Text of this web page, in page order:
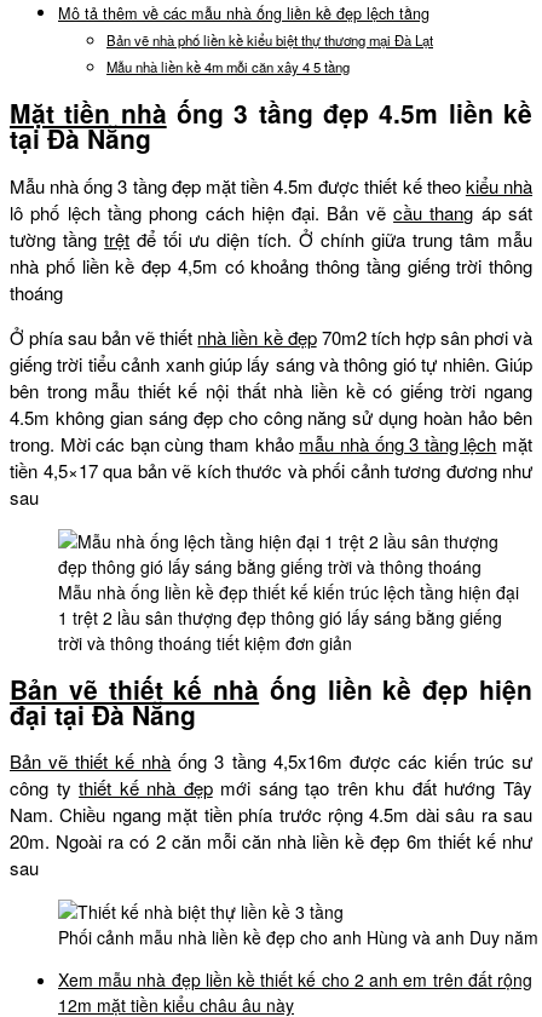
Mô tả thêm về các mẫu nhà ống liền kề đẹp lệch tầng
Bản vẽ nhà phố liền kề kiểu biệt thự thương mại Đà Lạt
Mẫu nhà liền kề 4m mỗi căn xây 4 5 tầng
Mặt tiền nhà ống 3 tầng đẹp 4.5m liền kề
tại Đà Nẵng
Mẫu nhà ống 3 tầng đẹp mặt tiền 4.5m được thiết kế theokiểu nhà
lô phố lệch tầng phong cách hiện đại. Bản vẽcầu thang áp sát
tường tầngtrệt để tối ưu diện tích. Ở chính giữa trung tâm mẫu
nhà phố liền kề đẹp 4,5m có khoảng thông tầng giếng trời thông
thoáng
Ở phía sau bản vẽ thiết nhà liền kề đẹp70m2 tích hợp sân phơi và
giếng trời tiểu cảnh xanh giúp lấy sáng và thông gió tự nhiên. Giúp
bên trong mẫu thiết kế nội thất nhà liền kề có giếng trời ngang
4.5m không gian sáng đẹp cho công năng sử dụng hoàn hảo bên
trong. Mời các bạn cùng tham khảo mẫu nhà ống 3 tầng lệch mặt
tiền 4,5×17 qua bản vẽ kích thước và phối cảnh tương đương như
sau
Mẫu nhà ống liền kề đẹp thiết kế kiến trúc lệch tầng hiện đại
1 trệt 2 lầu sân thượng đẹp thông gió lấy sáng bằng giếng
trời và thông thoáng tiết kiệm đơn giản
Bản vẽ thiết kế nhà ống liền kề đẹp hiện
đại tại Đà Nẵng
Bản vẽ thiết kế nhà ống 3 tầng 4,5x16m được các kiến trúc sư
công tythiết kế nhà đẹpmới sáng tạo trên khu đất hướng Tây
Nam. Chiều ngang mặt tiền phía trước rộng 4.5m dài sâu ra sau
20m. Ngoài ra có 2 căn mỗi căn nhà liền kề đẹp 6m thiết kế như
sau
Phối cảnh mẫu nhà liền kề đẹp cho anh Hùng và anh Duy
Xem mẫu nhà đẹp liền kề thiết kế cho 2 anh em trên đất rộng
12m mặt tiền kiểu châu âu này